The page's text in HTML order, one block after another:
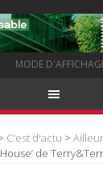
MODE
C'est d'actu >
de